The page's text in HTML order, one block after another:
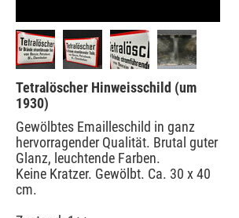
Tetralöscher Hinweisschild (um
1930)
Gewölbtes Emailleschild in ganz
hervorragender Qualität. Brutal guter
Glanz, leuchtende Farben.
Keine Kratzer. Gewölbt. Ca. 30 x 40
cm.